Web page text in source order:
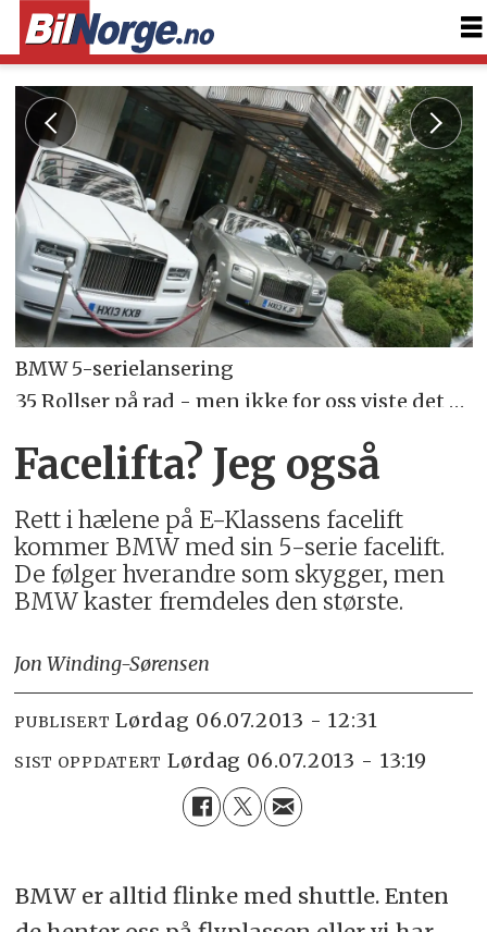
BMW 5-serielansering
35 Rollser på rad - men ikke for oss viste det seg.
Facelifta? Jeg også
Rett i hælene på E-Klassens facelift
kommer BMW med sin 5-serie facelift.
De følger hverandre som skygger, men
BMW kaster fremdeles den største.
Jon Winding-Sørensen
PUBLISERT lørdag 06.07.2013 - 12:31
SIST OPPDATERT lørdag 06.07.2013 - 13:19
BMW er alltid flinke med shuttle. Enten